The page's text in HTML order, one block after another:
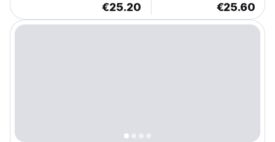
€25.20 €25.60